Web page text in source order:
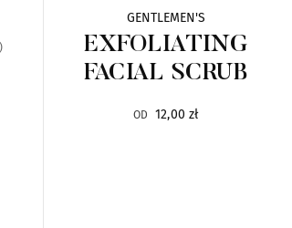
GENTLEMEN'S
EXFOLIATING
FACIAL SCRUB
OD 12,00 zł